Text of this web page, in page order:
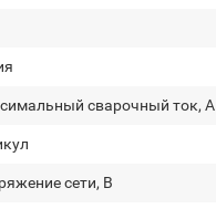
сварочный ток, А
сети, В